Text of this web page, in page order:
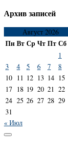
Архив записей
Август 2026
ПнВтСрЧтПтСб
1
3
4 5 6 7 8
10 11 12 13 14 15
17 18 19 20 21 22
24 25 26 27 28 29
31
« Июл